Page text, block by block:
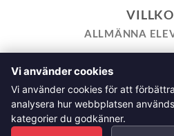
ALLMÄNNA
TILL KASSAN VARUKORG
HEMSIDEPOLICY
ALLMÄNNA FRÅGOR OM
Vi använder cookies
Vi använder cookies för att
analysera hur webbplatsen
kategorier du godkänner.